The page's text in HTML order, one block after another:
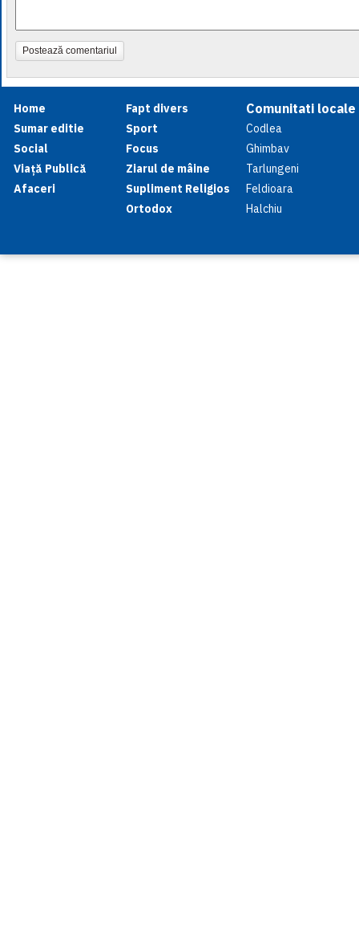
Postează comentariul
Home
Sumar editie
Social
Viață Publică
Afaceri
Fapt divers
Sport
Focus
Ziarul de mâine
Supliment Religios
Ortodox
Comunitati locale
Codlea
Ghimbav
Tarlungeni
Feldioara
Halchiu